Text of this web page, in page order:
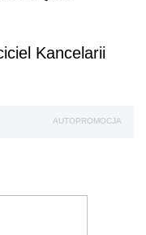
Kancelarii
AUTOPROMOCJA